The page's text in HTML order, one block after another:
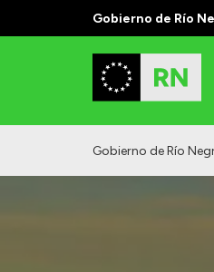
Gobierno de Río
Gobierno de Río